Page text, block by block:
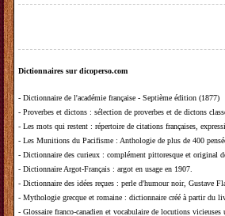
Dictionnaires sur dicoperso.com
- Dictionnaire de l'académie française - Septième édition (1877)
- Proverbes et dictons : sélection de proverbes et de dictons
- Les mots qui restent : répertoire de citations françaises,
- Les Munitions du Pacifisme : Anthologie de plus de 400
- Dictionnaire des curieux : complément pittoresque et original
- Dictionnaire Argot-Français : argot en usage en 1907.
- Dictionnaire des idées reçues : perle d'humour noir, Gustave
- Mythologie grecque et romaine : dictionnaire créé à partir du
- Glossaire franco-canadien et vocabulaire de locutions vicieuses